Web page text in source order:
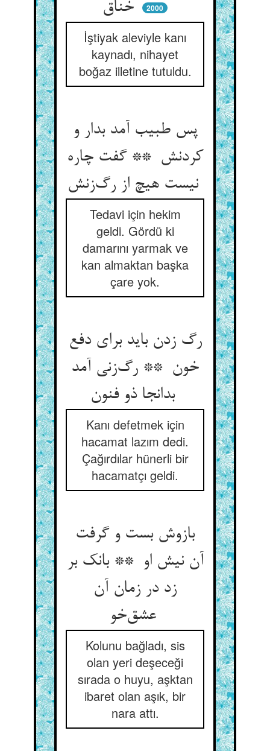
2000
İştiyak aleviyle kanı
kaynadı, nihayet
boğaz illetine tutuldu.
پس طبیب آمد بدار و
کردنش ** گفت چاره
نیست هیچ از رگ‌زنش
Tedavi için hekim
geldi. Gördü ki
damarını yarmak ve
kan almaktan başka
çare yok.
رگ زدن باید برای دفع
خون ** رگ‌زنی آمد
بدانجا ذو فنون
Kanı defetmek için
hacamat lazım dedi.
Çağırdılar hünerli bir
hacamatçı geldi.
بازوش بست و گرفت
آن نیش او ** بانک بر
زد در زمان آن
عشق‌خو
Kolunu bağladı, sis
olan yeri deşeceği
sırada o huyu, aşktan
ibaret olan aşık, bir
nara attı.